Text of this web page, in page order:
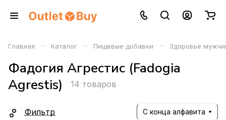
Главная – Каталог – Пищевые добавки – Здоровье
Фадогия Агрестис (Fadogia
Agrestis)
14 товаров
Фильтр С конца алфавита